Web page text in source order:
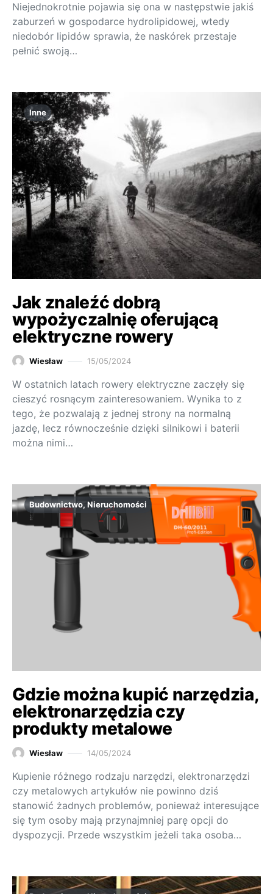
Niejednokrotnie pojawia się ona w następstwie jakiś
zaburzeń w gospodarce hydrolipidowej, wtedy
niedobór lipidów sprawia, że naskórek przestaje
pełnić swoją…
Inne
Jak znaleźć dobrą
wypożyczalnię oferującą
elektryczne rowery
Wiesław 15/05/2024
W ostatnich latach rowery elektryczne zaczęły się
cieszyć rosnącym zainteresowaniem. Wynika to z
tego, że pozwalają z jednej strony na normalną
jazdę, lecz równocześnie dzięki silnikowi i baterii
można nimi…
Budownictwo, Nieruchomości
Gdzie można kupić narzędzia,
elektronarzędzia czy
produkty metalowe
Wiesław 14/05/2024
Kupienie różnego rodzaju narzędzi, elektronarzędzi
czy metalowych artykułów nie powinno dziś
stanowić żadnych problemów, ponieważ interesujące
się tym osoby mają przynajmniej parę opcji do
dyspozycji. Przede wszystkim jeżeli taka osoba…